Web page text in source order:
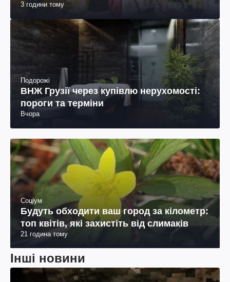
3 години тому
Подорожі
ВНЖ Грузії через купівлю нерухомості:
пороги та терміни
Вчора
Соціум
Будуть обходити ваш город за кілометр:
топ квітів, які захистіть від слимаків
21 година тому
Інші новини